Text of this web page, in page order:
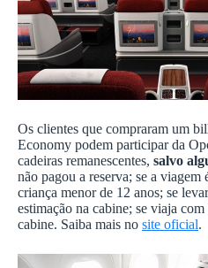
Os clientes que compraram um
Economy podem participar da
cadeiras remanescentes, salvo
não pagou a reserva; se a viagem
criança menor de 12 anos; se
estimação na cabine; se viaja
cabine. Saiba mais no site oficial.